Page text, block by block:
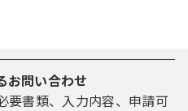
お問い合わせ
要書類、入力内容、申請可